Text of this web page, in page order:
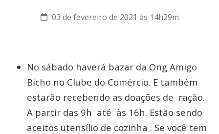
03 de fevereiro de 2021 às 14h29m
No sábado haverá bazar da Ong Amigo
Bicho no Clube do Comércio. E também
estarão recebendo as doações de ração.
A partir das 9h até às 16h. Estão sendo
aceitos utensílio de cozinha . Se você tem